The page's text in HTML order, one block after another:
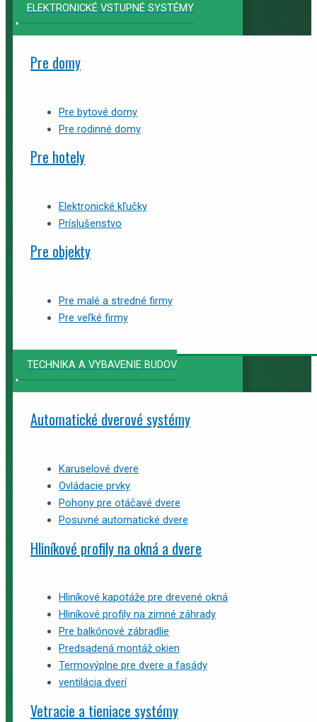
ELEKTRONICKÉ VSTUPNÉ SYSTÉMY
Pre domy
Pre bytové domy
Pre rodinné domy
Pre hotely
Elektronické kľučky
Príslušenstvo
Pre objekty
Pre malé a stredné firmy
Pre veľké firmy
TECHNIKA A VYBAVENIE BUDOV
Automatické dverové systémy
Karuselové dvere
Ovládacie prvky
Pohony pre otáčavé dvere
Posuvné automatické dvere
Hliníkové profily na okná a dvere
Hliníkové kapotáže pre drevené okná
Hliníkové profily na zimné záhrady
Pre balkónové zábradlie
Predsadená montáž okien
Termovýplne pre dvere a fasády
ventilácia dverí
Vetracie a tieniace systémy